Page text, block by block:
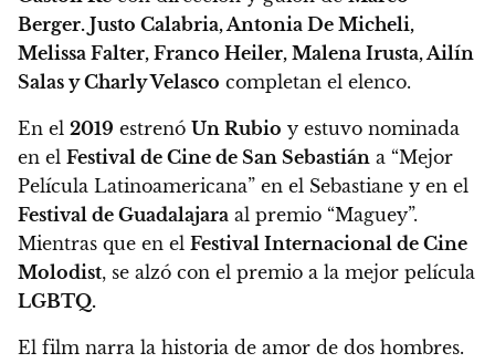
Berger. Justo Calabria, Antonia De Micheli,
Melissa Falter, Franco Heiler, Malena Irusta, Ailín
Salas y Charly Velasco completan el elenco.
En el 2019 estrenó Un Rubio y estuvo nominada
en el Festival de Cine de San Sebastián a “Mejor
Película Latinoamericana” en el Sebastiane y en el
Festival de Guadalajara al premio “Maguey”.
Mientras que en el Festival Internacional de Cine
Molodist, se alzó con el premio a la mejor película
LGBTQ.
El film narra la historia de amor de dos hombres.